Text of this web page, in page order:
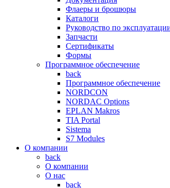
Флаеры и брошюры
Каталоги
Руководство по
Запчасти
Сертификаты
Формы
Программное обеспечение
back
Программное обеспечение
NORDCON
NORDAC Options
EPLAN Makros
TIA Portal
Sistema
S7 Modules
О компании
back
О компании
О нас
back